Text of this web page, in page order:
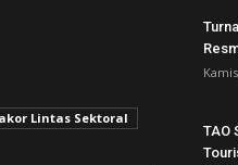
Lintas Sektoral
TAO